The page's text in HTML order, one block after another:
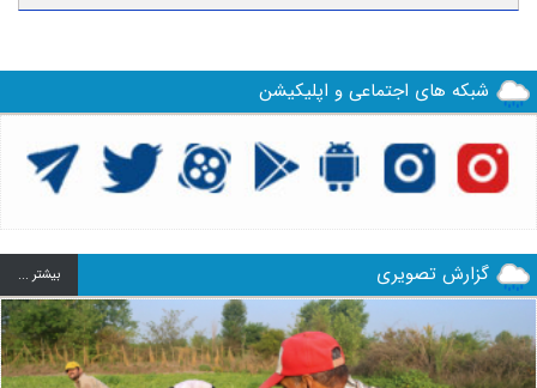
شبکه های اجتماعی و اپلیکیشن
گزارش تصویری بيشتر ...